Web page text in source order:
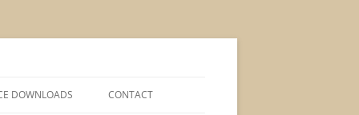
DOWNLOADS CONTACT